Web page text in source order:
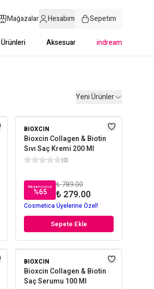
Mağazalar Hesabım Sepetim
Aksesuar indream
Yeni Ürünler
BIOXCIN
Bioxcin Collagen & Biotin
Sıvı Saç Kremi 200 Ml
(0)
Kazancınız
%65
₺ 789.00
₺ 279.00
Cosmetica Üyelerine Özel!
Sepete Ekle
BIOXCIN
Bioxcin Collagen & Biotin
Saç Serumu 100 Ml